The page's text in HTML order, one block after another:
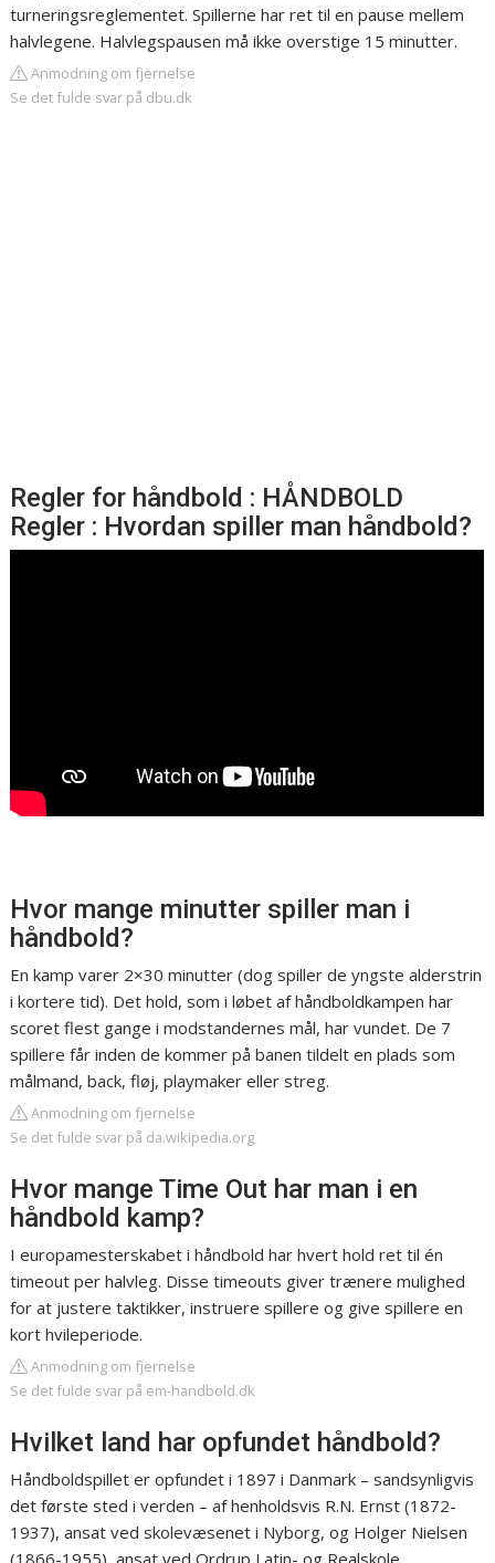
turneringsreglementet. Spillerne har ret til en pause mellem
halvlegene. Halvlegspausen må ikke overstige 15 minutter.
Anmodning om fjernelse
Se det fulde svar på dbu.dk
Regler for håndbold : HÅNDBOLD
Regler : Hvordan spiller man håndbold?
Hvor mange minutter spiller man i
håndbold?
En kamp varer 2×30 minutter (dog spiller de yngste alderstrin
i kortere tid). Det hold, som i løbet af håndboldkampen har
scoret flest gange i modstandernes mål, har vundet. De 7
spillere får inden de kommer på banen tildelt en plads som
målmand, back, fløj, playmaker eller streg.
Anmodning om fjernelse
Se det fulde svar på da.wikipedia.org
Hvor mange Time Out har man i en
håndbold kamp?
I europamesterskabet i håndbold har hvert hold ret til én
timeout per halvleg. Disse timeouts giver trænere mulighed
for at justere taktikker, instruere spillere og give spillere en
kort hvileperiode.
Anmodning om fjernelse
Se det fulde svar på em-handbold.dk
Hvilket land har opfundet håndbold?
Håndboldspillet er opfundet i 1897 i Danmark – sandsynligvis
det første sted i verden – af henholdsvis R.N. Ernst (1872-
1937), ansat ved skolevæsenet i Nyborg, og Holger Nielsen